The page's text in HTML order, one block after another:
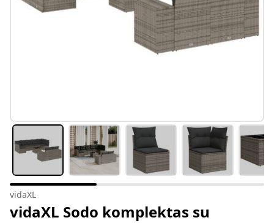
vidaXL
vidaXL Sodo komplektas su